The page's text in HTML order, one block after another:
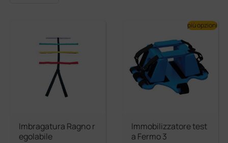
Imbragatura Ragno r
egolabile
Immobilizzatore test
a Fermo 3
più opzioni